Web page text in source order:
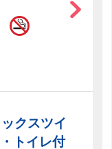
クスツイ
トイレ付